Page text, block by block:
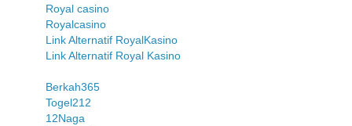
Royal casino
Royalcasino
Link Alternatif RoyalKasino
Link Alternatif Royal Kasino
Berkah365
Togel212
12Naga